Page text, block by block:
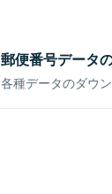
郵便番号データ
各種データのダウ